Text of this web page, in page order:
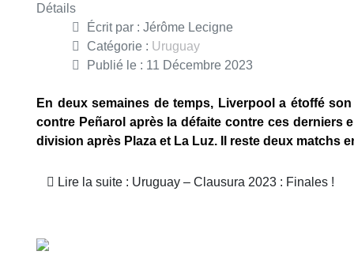
Détails
Écrit par : Jérôme Lecigne
Catégorie : Uruguay
Publié le : 11 Décembre 2023
En deux semaines de temps, Liverpool a étoffé
contre Peñarol après la défaite contre ces derniers
division après Plaza et La Luz. Il reste deux matchs
Lire la suite : Uruguay – Clausura 2023 : Finales !